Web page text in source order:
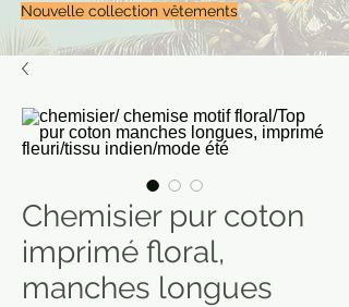
Nouvelle collection vêtements
Chemisier pur coton
imprimé floral,
manches longues